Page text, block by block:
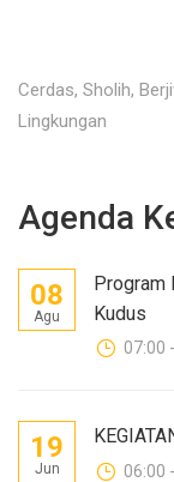
Cerdas, Sholih,
Lingkungan
Agenda
08
Agu
Program
Kudus
07:00
19
Jun 06:00